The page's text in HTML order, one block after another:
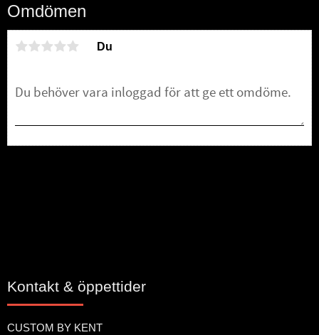
Omdömen
Du
Kontakt & öppettider
CUSTOM BY KENT